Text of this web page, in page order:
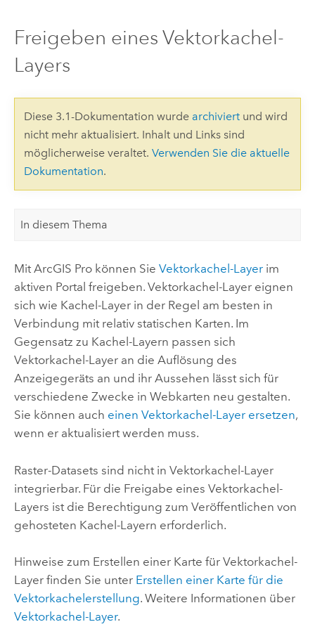
Freigeben eines Vektorkachel-
Layers
Diese 3.1-Dokumentation wurde archiviertund wird
nicht mehr aktualisiert. Inhalt und Links sind
möglicherweise veraltet. Verwenden Sie die aktuelle
Dokumentation.
In diesem Thema
Mit ArcGIS Prokönnen Sie Vektorkachel-Layerim
aktiven Portal freigeben. Vektorkachel-Layer eignen
sich wie Kachel-Layer in der Regel am besten in
Verbindung mit relativ statischen Karten. Im
Gegensatz zu Kachel-Layern passen sich
Vektorkachel-Layer an die Auflösung des
Anzeigegeräts an und ihr Aussehen lässt sich für
verschiedene Zwecke in Webkarten neu gestalten.
Sie können auch einen Vektorkachel-Layer ersetzen,
wenn er aktualisiert werden muss.
Raster-Datasets sind nicht in Vektorkachel-Layer
integrierbar. Für die Freigabe eines Vektorkachel-
Layers ist die Berechtigung zum Veröffentlichen von
gehosteten Kachel-Layern erforderlich.
Hinweise zum Erstellen einer Karte für Vektorkachel-
Layer finden Sie unter Erstellen einer Karte für die
Vektorkachelerstellung. Weitere Informationen über
Vektorkachel-Layer.